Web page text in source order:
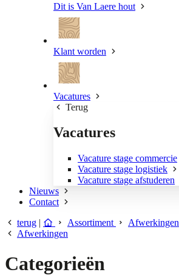
Dit is Van Laere hout
Klant worden
Vacatures
Terug
Vacatures
Vacature stage commercie
Vacature stage logistiek
Vacature stage afstuderen
Nieuws
Contact
terug | Assortiment Afwerkingen
Afwerkingen
Categorieën